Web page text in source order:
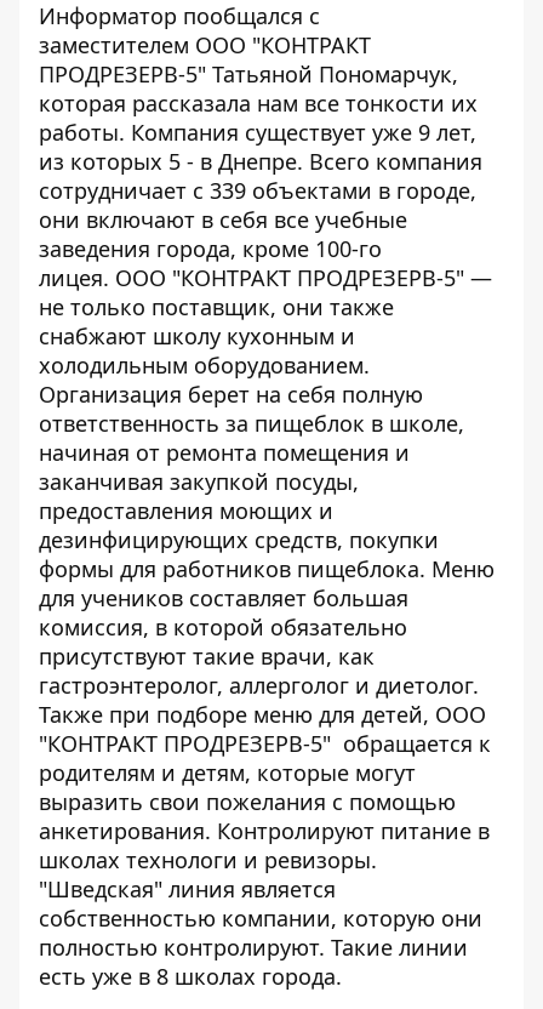
Информатор пообщался с
заместителем ООО "КОНТРАКТ
ПРОДРЕЗЕРВ-5" Татьяной Пономарчук,
которая рассказала нам все тонкости их
работы. Компания существует уже 9 лет,
из которых 5 - в Днепре. Всего компания
сотрудничает с 339 объектами в городе,
они включают в себя все учебные
заведения города, кроме 100-го
лицея. ООО "КОНТРАКТ ПРОДРЕЗЕРВ-5" —
не только поставщик, они также
снабжают школу кухонным и
холодильным оборудованием.
Организация берет на себя полную
ответственность за пищеблок в школе,
начиная от ремонта помещения и
заканчивая закупкой посуды,
предоставления моющих и
дезинфицирующих средств, покупки
формы для работников пищеблока. Меню
для учеников составляет большая
комиссия, в которой обязательно
присутствуют такие врачи, как
гастроэнтеролог, аллерголог и диетолог.
Также при подборе меню для детей, ООО
"КОНТРАКТ ПРОДРЕЗЕРВ-5" обращается к
родителям и детям, которые могут
выразить свои пожелания с помощью
анкетирования. Контролируют питание в
школах технологи и ревизоры.
"Шведская" линия является
собственностью компании, которую они
полностью контролируют. Такие линии
есть уже в 8 школах города.